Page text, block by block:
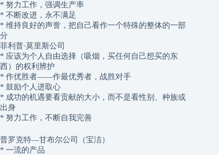
* 努力工作，强调生产率
* 不断改进，永不满足
* 维持良好的声誉，把自己看作一个特殊的整体的一部
分
菲利普·莫里斯公司
* 应该为个人自由选择（吸烟，买任何自己想买的东
西）的权利辨护
* 作优胜者——作最优秀者，战胜对手
* 鼓励个人进取心
* 成功的机遇要看贡献的大小，而不是看性别、种族或
出身
* 努力工作，不断自我完善
普罗克特—甘布尔公司（宝洁）
* 一流的产品